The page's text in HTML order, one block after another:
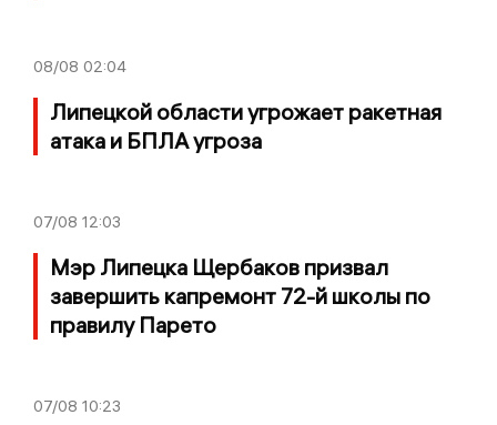
08/08 02:04
Липецкой области угрожает ракетная
атака и БПЛА угроза
07/08 12:03
Мэр Липецка Щербаков призвал
завершить капремонт 72-й школы по
правилу Парето
07/08 10:23